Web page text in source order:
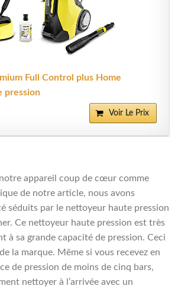
Full Control plus Home
pression
Voir Le Prix
appareil coup de cœur comme
de notre article, nous avons
séduits par le nettoyeur haute pression
Ce nettoyeur haute pression est très
à sa grande capacité de pression. Ceci
la marque. Même si vous recevez en
de pression de moins de cinq bars,
nettoyer à l’arrivée avec un